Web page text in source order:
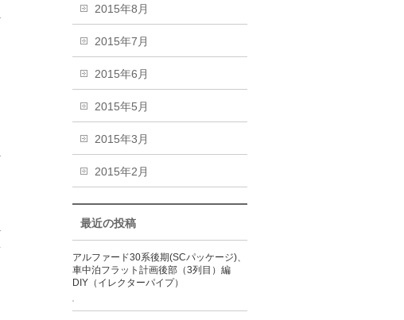
2015年8月
2015年7月
2015年6月
2015年5月
2015年3月
2015年2月
最近の投稿
アルファード30系後期(SCパッケージ)、
車中泊フラット計画後部（3列目）編
DIY（イレクターパイプ）